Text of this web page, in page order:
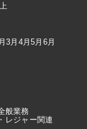
3月 4月5月 6月
般業務
レジャー関連